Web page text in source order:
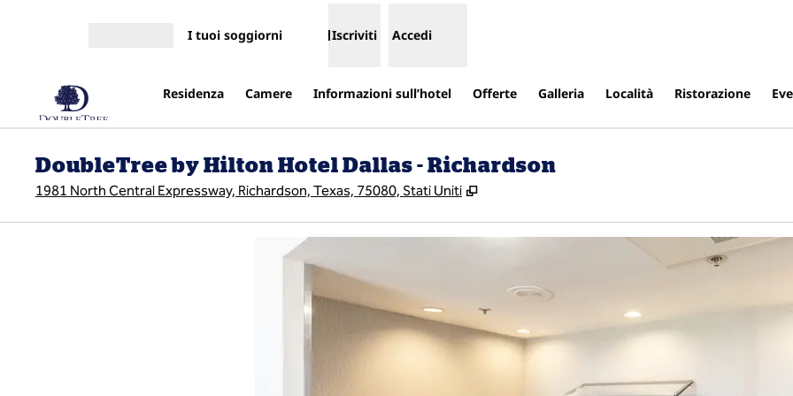
I tuoi soggiorni Iscriviti Accedi
Residenza Camere Informazioni sull’hotel Offerte Galleria Località Ristorazione
DoubleTree by Hilton Hotel Dallas - Richardson
1981 North Central Expressway, Richardson, Texas, 75080, Stati Uniti ,